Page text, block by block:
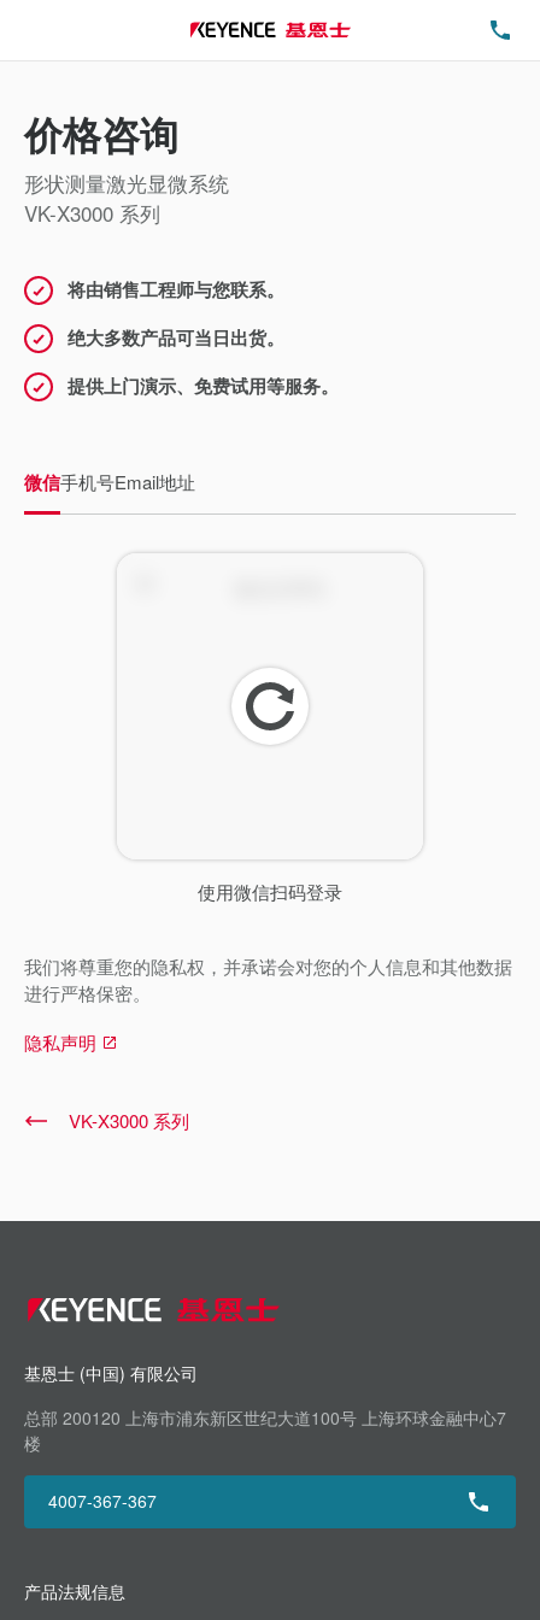
价格咨询
形状测量激光显微系统
VK-X3000 系列
将由销售工程师与您联系。
绝大多数产品可当日出货。
提供上门演示、免费试用等服务。
微信手机号Email地址
使用微信扫码登录
刷
新
我们将尊重您的隐私权，并承诺会对您的个人信息和其他数据
进行严格保密。
隐私声明
VK-X3000 系列
基恩士 (中国) 有限公司
总部 200120 上海市浦东新区世纪大道100号 上海环球金融中心7
楼
4007-367-367
产品法规信息